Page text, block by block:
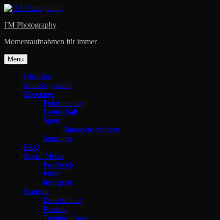
Skip
content
I'M Photography
Momentaufnahmen für immer
Menu
Über uns
Models gesucht
Shootings
Fotoshooting
Landschaft
Sport
Mannschaftsbilder
Sonstiges
FAQ
Social Media
Facebook
Flickr
Instagram
Kontakt
Datenschutz
Kontakt
Terminanfrage